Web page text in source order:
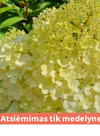
Atsiėmimas tik